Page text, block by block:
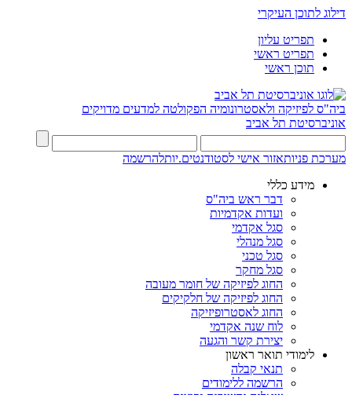
דילוג לתוכן העיקרי
תפריט עליון
תפריט ראשי
תוכן ראשי
ביה"ס לפיזיקה ולאסטרונומיה הפקולטה למדעים מדויקים
אוניברסיטת תל אביב
מערכת פניותאזור אישי לסטודנטים.יותלהרשמה
מידע כללי
דבר ראש ביה"ס
ועדות אקדמיות
סגל אקדמי
סגל מנהלי
סגל טכני
סגל מחקר
החוג לפיזיקה של חומר מעובה
החוג לפיזיקה של חלקיקים
החוג לאסטרופיזיקה
לוח שנה אקדמי
יצירת קשר והגעה
לימודי תואר ראשון
תנאי קבלה
הרשמה ללימודים